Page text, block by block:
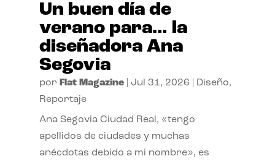
Un buen día de
verano para… la
diseñadora Ana
Segovia
por Flat Magazine| Jul 31, 2026 Diseño,
Reportaje
Ana Segovia Ciudad Real, «tengo
apellidos de ciudades y muchas
anécdotas debido a mi nombre», es